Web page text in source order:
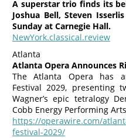
A superstar trio finds its
Joshua Bell, Steven
Sunday at Carnegie Hall.
NewYork.classical.review
Atlanta
Atlanta Opera Announces
The Atlanta Opera has
Festival 2029, presenting
Wagner’s epic tetralogy
Cobb Energy Performing
https://operawire.com/
festival-2029/